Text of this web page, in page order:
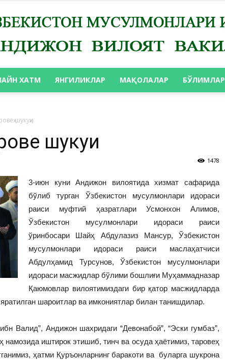
ВАКИЛЛИГИ
ХАТМ ЯНГИЛИКЛАР МАҚОЛАЛАР БЎЛИМЛАР
шукуҳи
шукуҳи
1478
3-июн куни Андижон вилоятида хизмат сафарида
бўлиб турган Ўзбекистон мусулмонлари идораси
раиси муфтий ҳазратлари Усмонхон Алимов,
Ўзбекистон мусулмонлари идораси раиси
ўринбосари Шайҳ Абдулазиз Мансур, Ўзбекистон
мусулмонлари идораси раиси маслаҳатчиси
Абдулҳамид Турсунов, Ўзбекистон мусулмонлари
идораси масжидлар бўлими бошлиғи Муҳаммадназар
Қаюмовлар вилоятимиздаги бир қатор масжидларда
шароитлар ва имкониятлар билан танишдилар.
Валид”, Андижон шахридаги “Девонабой”, “Эски гумбаз”,
иштирок этишиб, тинч ва осуда ҳаётимиз, таровеҳ
ҳатми Қуръонларнинг баракоти ва буларга шукрона